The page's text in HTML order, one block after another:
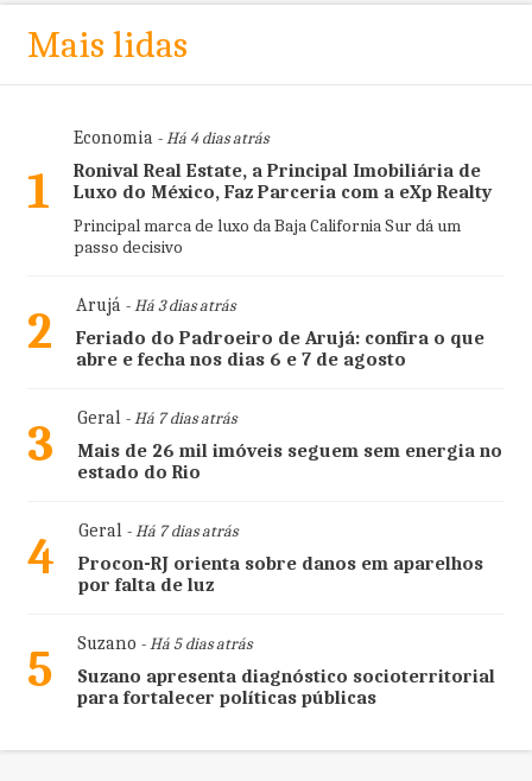
Mais lidas
1
Economia- Há 4 dias atrás
Ronival Real Estate, a Principal Imobiliária de
Luxo do México, Faz Parceria com a eXp Realty
Principal marca de luxo da Baja California Sur dá um
passo decisivo
2 Arujá- Há 3 dias atrás
Feriado do Padroeiro de Arujá: confira o que
abre e fecha nos dias 6 e 7 de agosto
3 Geral- Há 7 dias atrás
Mais de 26 mil imóveis seguem sem energia no
estado do Rio
4 Geral- Há 7 dias atrás
Procon-RJ orienta sobre danos em aparelhos
por falta de luz
5 Suzano - Há 5 dias atrás
Suzano apresenta diagnóstico socioterritorial
para fortalecer políticas públicas